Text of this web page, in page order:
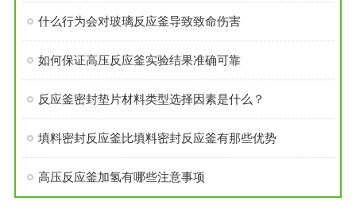
什么行为会对玻璃反应釜导致致命伤害
如何保证高压反应釜实验结果准确可靠
反应釜密封垫片材料类型选择因素是什么？
填料密封反应釜比填料密封反应釜有那些优势
高压反应釜加氢有哪些注意事项